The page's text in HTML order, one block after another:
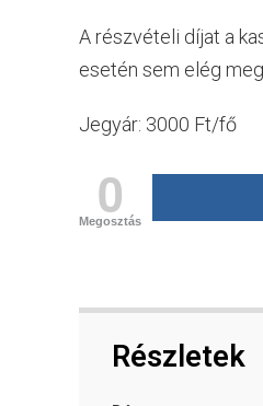
A részvételi díjat a
esetén sem elég
Jegyár: 3000 Ft/fő
0
Megosztás
Részletek